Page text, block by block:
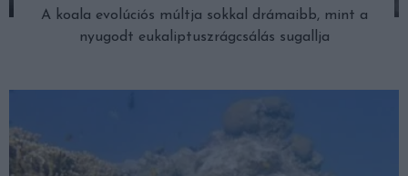
A koala evolúciós múltja sokkal drámaibb, mint a
nyugodt eukaliptuszrágcsálás sugallja